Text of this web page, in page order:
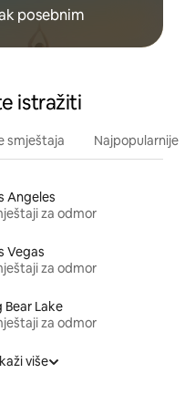
posebnim
istražiti
smještaja Najpopularnije
Angeles
za odmor
Vegas
za odmor
Bear Lake
za odmor
više